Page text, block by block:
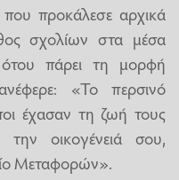
που προκάλεσε αρχικά
σχολίων στα μέσα
πάρει τη μορφή
«Το περσινό
έχασαν τη ζωή τους
οικογένειά σου,
Μεταφορών».